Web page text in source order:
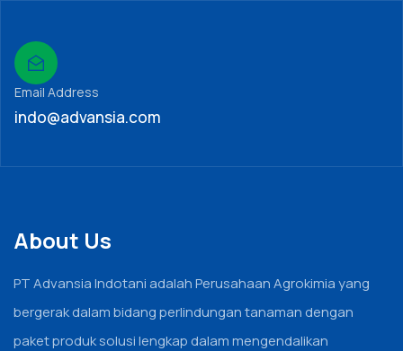
Email Address
indo@advansia.com
About Us
PT Advansia Indotani adalah Perusahaan Agrokimia yang
bergerak dalam bidang perlindungan tanaman dengan
paket produk solusi lengkap dalam mengendalikan